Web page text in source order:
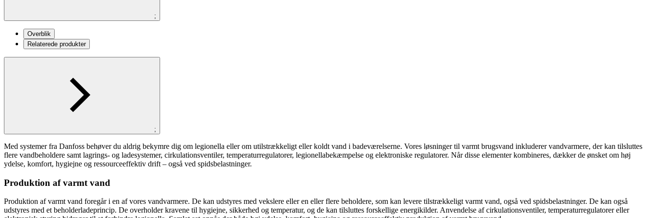
;
Overblik
Relaterede produkter
;
Med systemer fra Danfoss behøver du aldrig bekymre dig om legionella eller om utilstrækkeligt eller koldt vand i badeværelserne. Vores løsninger til varmt brugsvand inkluderer vandvarmere, der kan tilsluttes
flere vandbeholdere samt lagrings- og ladesystemer, cirkulationsventiler, temperaturregulatorer, legionellabekæmpelse og elektroniske regulatorer. Når disse elementer kombineres, dækker de ønsket om høj
ydelse, komfort, hygiejne og ressourceeffektiv drift – også ved spidsbelastninger.
Produktion af varmt vand
Produktion af varmt vand foregår i en af vores vandvarmere. De kan udstyres med vekslere eller en eller flere beholdere, som kan levere tilstrækkeligt varmt vand, også ved spidsbelastninger. De kan også
udstyres med et beholderladeprincip. De overholder kravene til hygiejne, sikkerhed og temperatur, og de kan tilsluttes forskellige energikilder. Anvendelse af cirkulationsventiler, temperaturregulatorer eller